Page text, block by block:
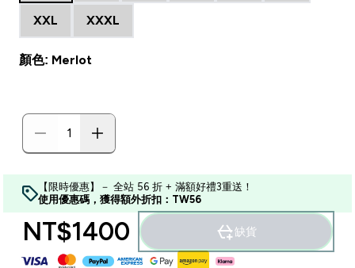
XXL XXXL
顏色: Merlot
【限時優惠】－ 全站 56 折 + 滿額好禮3重送！
使用優惠碼，獲得額外折扣：TW56
NT$1400‎ 缺貨